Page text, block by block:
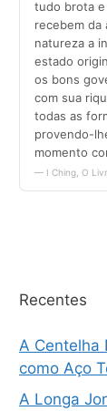
Recentes
A Centelha
como Aço
A Longa